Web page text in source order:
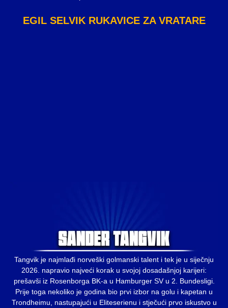
EGIL SELVIK RUKAVICE ZA VRATARE
Tangvik je najmlađi norveški golmanski talent i tek je u siječnju
2026. napravio najveći korak u svojoj dosadašnjoj karijeri:
prešavši iz Rosenborga BK-a u Hamburger SV u 2. Bundesligi.
Prije toga nekoliko je godina bio prvi izbor na golu i kapetan u
Trondheimu, nastupajući u Eliteserienu i stječući prvo iskustvo u